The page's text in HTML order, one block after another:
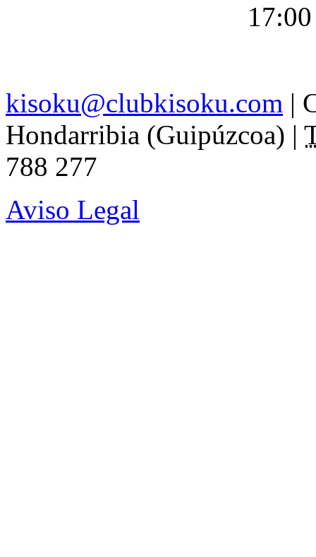
kisoku@clubkisoku.com |
Hondarribia (Guipúzcoa) |
788 277
Aviso Legal